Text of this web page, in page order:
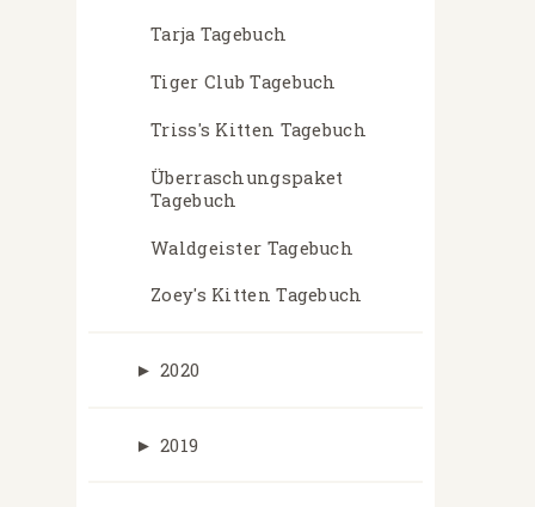
Tarja Tagebuch
Tiger Club Tagebuch
Triss's Kitten Tagebuch
Überraschungspaket
Tagebuch
Waldgeister Tagebuch
Zoey's Kitten Tagebuch
► 2020
► 2019